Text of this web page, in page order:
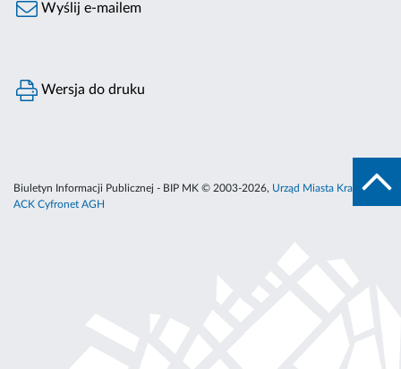
Wyślij e-mailem
Wersja do druku
Biuletyn Informacji Publicznej - BIP MK © 2003-2026, Urząd Miasta Krakowa
ACK Cyfronet AGH